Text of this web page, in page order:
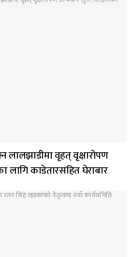
लालझाडीमा वृहत् वृक्षारोपण
काडेतारसहित घेराबार